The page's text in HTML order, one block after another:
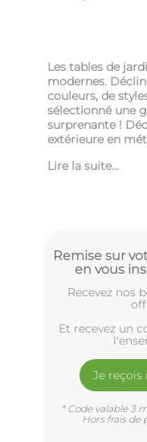
Les tables de
modernes.
couleurs, de
sélectionné une
surprenante !
extérieure en
Lire la suite...
Remise sur
en vous
Recevez nos
Et recevez un
Je reçois
* Code valable 3
Hors frais de